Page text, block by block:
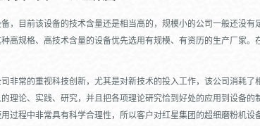
，目前该设备的技术含量还是相当高的，规模小的公司一般还没有
高规格、高技术含量的设备优先选用有规模、有资历的生产厂家。
非常的重视科技创新，尤其是对新技术的投入工作，该公司消耗了
理论、实践、研究，并且把各项理论研究恰到好处的应用到设备的
过程中非常具有科学合理性，所以客户对红星集团的超细磨粉机设